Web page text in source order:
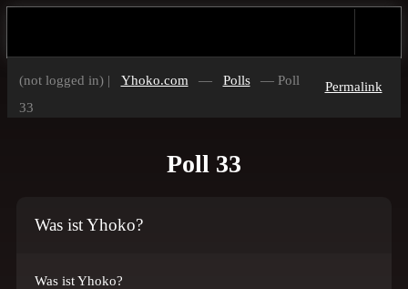
(not logged in) | Yhoko.com — Polls
— Poll
33
Permalink
Poll 33
Was ist Yhoko?
Was ist Yhoko?